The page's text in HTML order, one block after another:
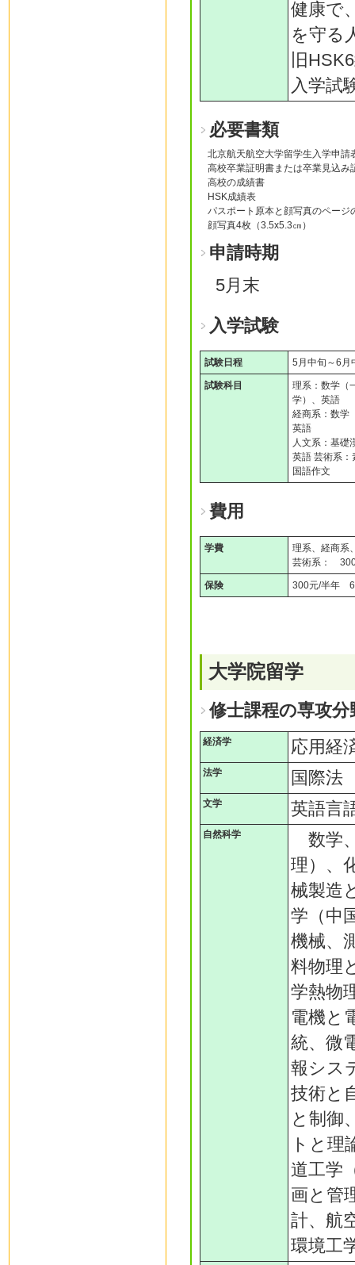
健康で
を守る
旧
入学試
必要書類
北京航天航空大学留学生入学申請
高校卒業証明書または卒業見込み
高校の成績書
HSK成績表
パスポート原本と顔写真のページ
顔写真4枚（3.5x5.3㎝）
申請時期
5月末
入学試験
試験日程 5月中旬～6月
試験科目
理系：数学（
学）、英語
経商系：数学
英語
人文系：基礎
英語 芸術系：
国語作文
費用
学費
理系、経商
芸術系：
保険 300元/半年
大学院留学
修士課程の専攻分
経済学 応用経
法学 国際法
文学 英語言
自然科学
数学
理）、
械製造
学（中
機械、
料物理
学熱物
電機と
統、微
報シス
技術と
と制御
トと理
道工学
画と管
計、航
環境工